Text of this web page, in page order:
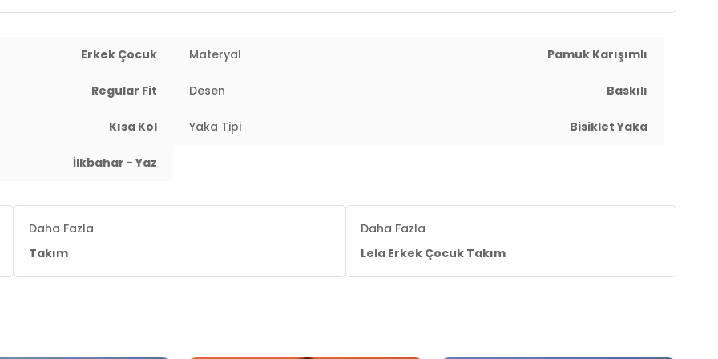
Erkek Çocuk Materyal Pamuk Karışımlı
Regular Fit Desen Baskılı
Kısa Kol Yaka Tipi Bisiklet Yaka
İlkbahar - Yaz
Daha Fazla
Takım
Daha Fazla
Lela Erkek Çocuk Takım